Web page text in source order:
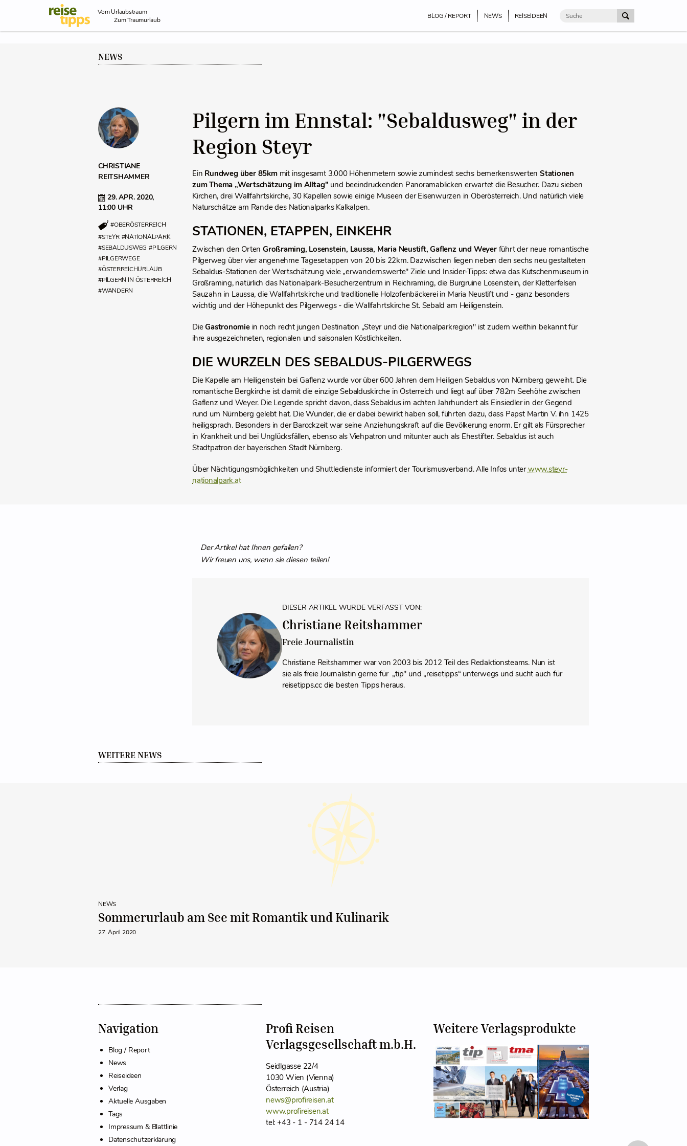
Skip to Content
Vom Urlaubstraum
Zum Traumurlaub
BLOG / REPORT NEWS REISEIDEEN
NEWS
CHRISTIANE
REITSHAMMER
29. APR. 2020,
11:00 UHR
#OBERÖSTERREICH
#STEYR #NATIONALPARK
#SEBALDUSWEG #PILGERN
#PILGERWEGE
#ÖSTERREICHURLAUB
#PILGERN IN ÖSTERREICH
#WANDERN
Pilgern im Ennstal: "Sebaldusweg" in der
Region Steyr
Ein Rundweg über 85kmmit insgesamt 3.000 Höhenmetern sowie zumindest sechs bemerkenswerten Stationen
zum Thema „Wertschätzung im Alltag" und beeindruckenden Panoramablicken erwartet die Besucher. Dazu sieben
Kirchen, drei Wallfahrtskirche, 30 Kapellen sowie einige Museen der Eisenwurzen in Oberösterreich. Und natürlich viele
Naturschätze am Rande des Nationalparks Kalkalpen.
STATIONEN, ETAPPEN, EINKEHR
Zwischen den Orten Großraming, Losenstein, Laussa, Maria Neustift, Gaflenz und Weyerführt der neue romantische
Pilgerweg über vier angenehme Tagesetappen von 20 bis 22km. Dazwischen liegen neben den sechs neu gestalteten
Sebaldus-Stationen der Wertschätzung viele „erwandernswerte" Ziele und Insider-Tipps: etwa das Kutschenmuseum in
Großraming, natürlich das Nationalpark-Besucherzentrum in Reichraming, die Burgruine Losenstein, der Kletterfelsen
Sauzahn in Laussa, die Wallfahrtskirche und traditionelle Holzofenbäckerei in Maria Neustift und - ganz besonders
wichtig und der Höhepunkt des Pilgerwegs - die Wallfahrtskirche St. Sebald am Heiligenstein.
DieGastronomiein noch recht jungen Destination „Steyr und die Nationalparkregion" ist zudem weithin bekannt für
ihre ausgezeichneten, regionalen und saisonalen Köstlichkeiten.
DIE WURZELN DES SEBALDUS-PILGERWEGS
Die Kapelle am Heiligenstein bei Gaflenz wurde vor über 600 Jahren dem Heiligen Sebaldus von Nürnberg geweiht. Die
romantische Bergkirche ist damit die einzige Sebalduskirche in Österreich und liegt auf über 782m Seehöhe zwischen
Gaflenz und Weyer. Die Legende spricht davon, dass Sebaldus im achten Jahrhundert als Einsiedler in der Gegend
rund um Nürnberg gelebt hat. Die Wunder, die er dabei bewirkt haben soll, führten dazu, dass Papst Martin V. ihn 1425
heiligsprach. Besonders in der Barockzeit war seine Anziehungskraft auf die Bevölkerung enorm. Er gilt als Fürsprecher
in Krankheit und bei Unglücksfällen, ebenso als Viehpatron und mitunter auch als Ehestifter. Sebaldus ist auch
Stadtpatron der bayerischen Stadt Nürnberg.
Über Nächtigungsmöglichkeiten und Shuttledienste informiert der Tourismusverband. Alle Infos unterwww.steyr-
nationalpark.at
Der Artikel hat Ihnen gefallen?
Wir freuen uns, wenn sie diesen teilen!
DIESER ARTIKEL WURDE VERFASST VON:
Christiane Reitshammer
Freie Journalistin
Christiane Reitshammer war von 2003 bis 2012 Teil des Redaktionsteams. Nun ist
sie als freie Journalistin gerne für „tip" und „reisetipps“ unterwegs und sucht auch für
reisetipps.cc die besten Tipps heraus.
WEITERE NEWS
NEWS
Sommerurlaub am See mit Romantik und Kulinarik
27. April 2020
Navigation
Blog / Report
News
Reiseideen
Verlag
Aktuelle Ausgaben
Tags
Impressum & Blattlinie
Datenschutzerklärung
Profi Reisen
Verlagsgesellschaft m.b.H.
Seidlgasse 22/4
1030 Wien (Vienna)
Österreich (Austria)
news@profireisen.at
www.profireisen.at
tel: +43 - 1 - 714 24 14
Weitere Verlagsprodukte